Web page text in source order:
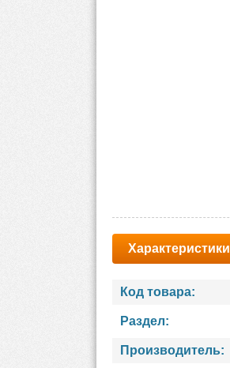
Характеристики
Код товара:
Раздел:
Производитель: